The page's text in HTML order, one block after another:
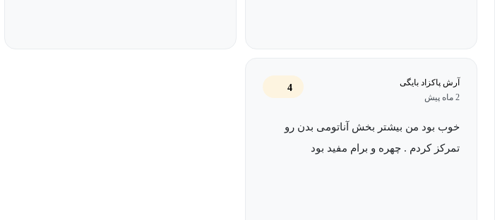
آرش پاکزاد بایگی
2 ماه پیش
4
خوب بود من بیشتر بخش آناتومی بدن رو
تمرکز کردم . چهره و برام مفید بود